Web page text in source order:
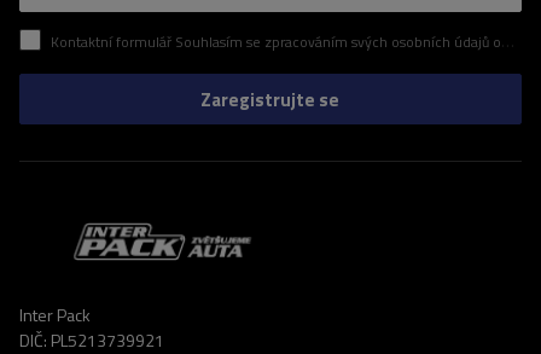
Kontaktní formulář Souhlasím se zpracováním svých osobních údajů obsažených v kontaktním formuláři v souladu s nařízením Evropského parlamentu a Rady (EU)
Zaregistrujte se
Inter Pack
DIČ: PL5213739921